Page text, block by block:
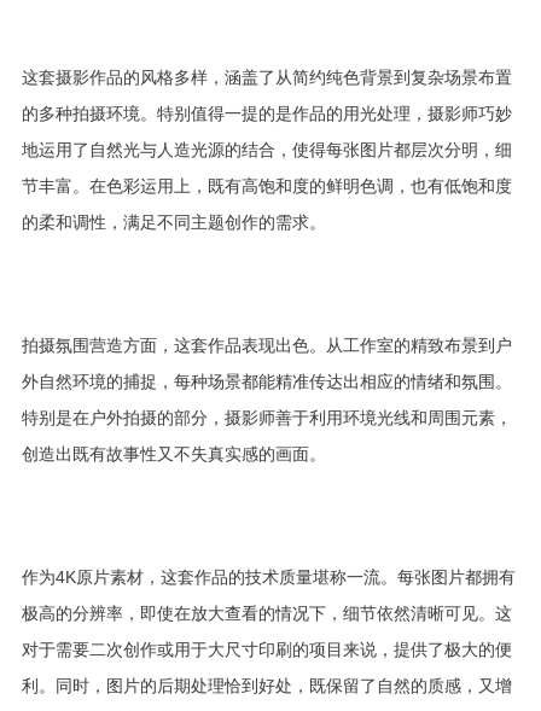
这套摄影作品的风格多样，涵盖了从简约纯色背景到复杂场景布置
的多种拍摄环境。特别值得一提的是作品的用光处理，摄影师巧妙
地运用了自然光与人造光源的结合，使得每张图片都层次分明，细
节丰富。在色彩运用上，既有高饱和度的鲜明色调，也有低饱和度
的柔和调性，满足不同主题创作的需求。
拍摄氛围营造方面，这套作品表现出色。从工作室的精致布景到户
外自然环境的捕捉，每种场景都能精准传达出相应的情绪和氛围。
特别是在户外拍摄的部分，摄影师善于利用环境光线和周围元素，
创造出既有故事性又不失真实感的画面。
作为4K原片素材，这套作品的技术质量堪称一流。每张图片都拥有
极高的分辨率，即使在放大查看的情况下，细节依然清晰可见。这
对于需要二次创作或用于大尺寸印刷的项目来说，提供了极大的便
利。同时，图片的后期处理恰到好处，既保留了自然的质感，又增